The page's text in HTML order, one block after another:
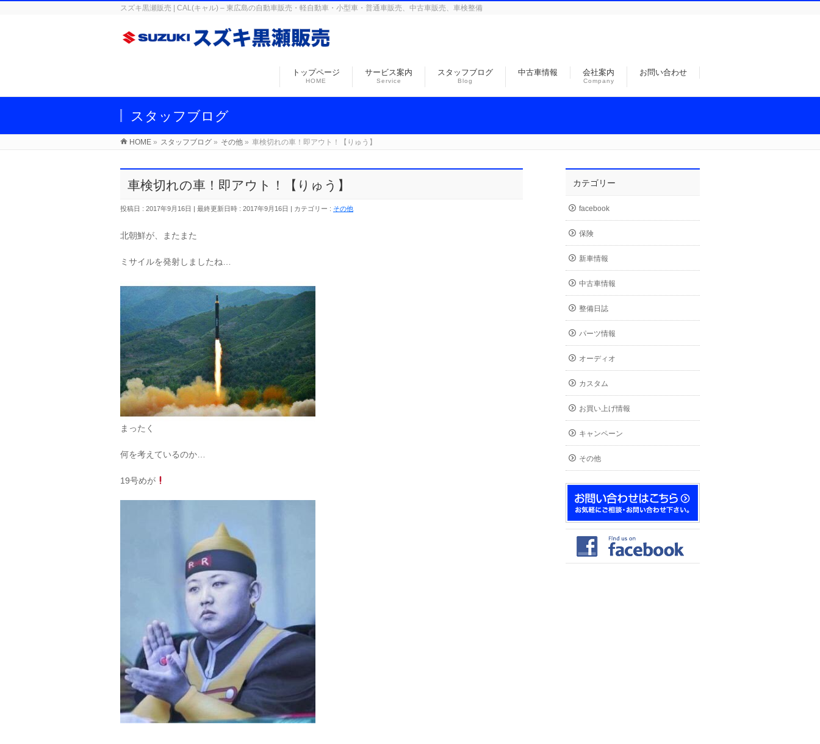
スズキ黒瀬販売 | CAL(キャル) – 東広島の自動車販売・軽自動車・小型車・普通車販売、中古車販売、車検整備
トップページ
HOME
サービス案内
Service
スタッフブログ
Blog
中古車情報 会社案内
Company
お問い合わせ
スタッフブログ
HOME » スタッフブログ » その他 » 車検切れの車！即アウト！【りゅう】
車検切れの車！即アウト！【りゅう】
投稿日 : 2017年9月16日 最終更新日時 : 2017年9月16日 カテゴリー : その他
北朝鮮が、またまた
ミサイルを発射しましたね…
まったく
何を考えているのか…
19号めが
カテゴリー
facebook
保険
新車情報
中古車情報
整備日誌
パーツ情報
オーディオ
カスタム
お買い上げ情報
キャンペーン
その他